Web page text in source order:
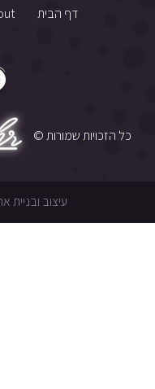
דף הבית
כל הזכויות שמורות ©
עיצוב